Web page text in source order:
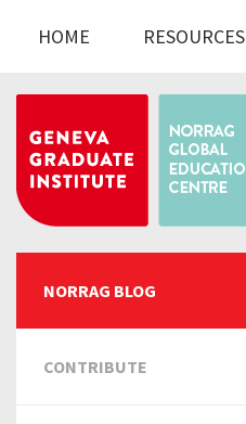
HOME RESOURCES
NORRAG BLOG
CONTRIBUTE